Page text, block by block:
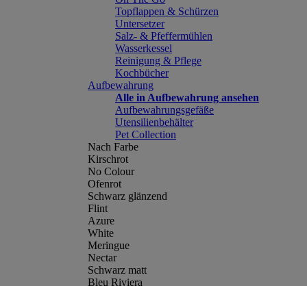
Topflappen & Schürzen
Untersetzer
Salz- & Pfeffermühlen
Wasserkessel
Reinigung & Pflege
Kochbücher
Aufbewahrung
Alle in Aufbewahrung ansehen
Aufbewahrungsgefäße
Utensilienbehälter
Pet Collection
Nach Farbe
Kirschrot
No Colour
Ofenrot
Schwarz glänzend
Flint
Azure
White
Meringue
Nectar
Schwarz matt
Bleu Riviera